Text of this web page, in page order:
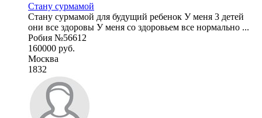
Стану сурмамой
Стану сурмамой для будущий ребенок У меня 3 детей
они все здоровы У меня со здоровьем все нормально ...
Робия №56612
160000 руб.
Москва
1832